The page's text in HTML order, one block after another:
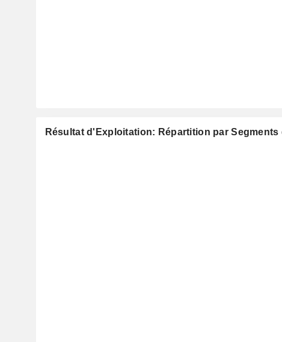
Résultat d'Exploitation: Répartition par